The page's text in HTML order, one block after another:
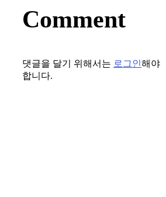
Comment
댓글을 달기 위해서는 로그인해야
합니다.